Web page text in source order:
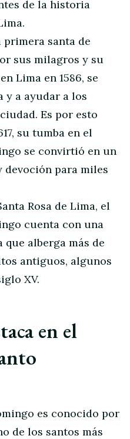
de la historia
primera santa de
sus milagros y su
Lima en 1586, se
y a ayudar a los
Es por esto
su tumba en el
se convirtió en un
para miles
Rosa de Lima, el
cuenta con una
alberga más de
antiguos, algunos
XV.
en el
es conocido por
de los santos más